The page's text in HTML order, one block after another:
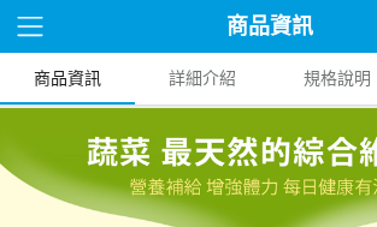
商品資訊
商品資訊 詳細介紹 規格說明